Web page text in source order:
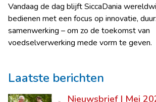
Vandaag de dag blijft SiccaDania
bedienen met een focus op innovatie,
samenwerking – om zo de toekomst van
voedselverwerking mede vorm te geven.
Laatste berichten
Nieuwsbrief | Mei